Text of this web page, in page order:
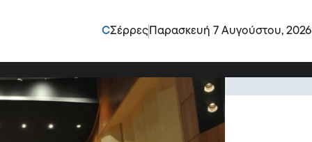
CΣέρρες Παρασκευή 7 Αυγούστου, 2026
της Κωμωδίας οι